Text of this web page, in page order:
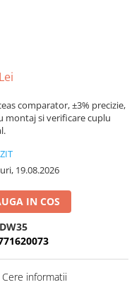
comparator, ±3% precizie,
montaj si verificare cuplu
19.08.2026
IN COS
informatii